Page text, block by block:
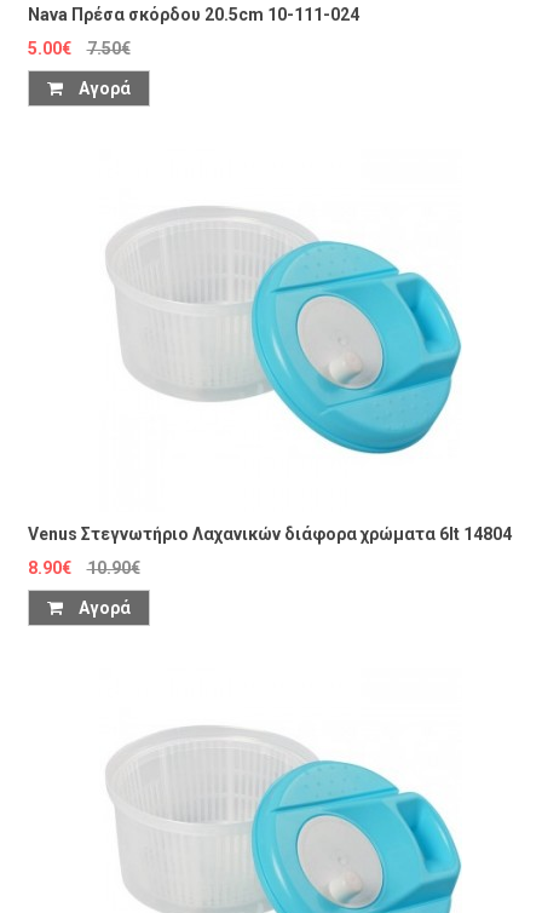
Nava Πρέσα σκόρδου 20.5cm 10-111-024
5.00€
7.50€
Αγορά
Venus Στεγνωτήριο Λαχανικών διάφορα χρώματα 6lt 14804
8.90€
10.90€
Αγορά